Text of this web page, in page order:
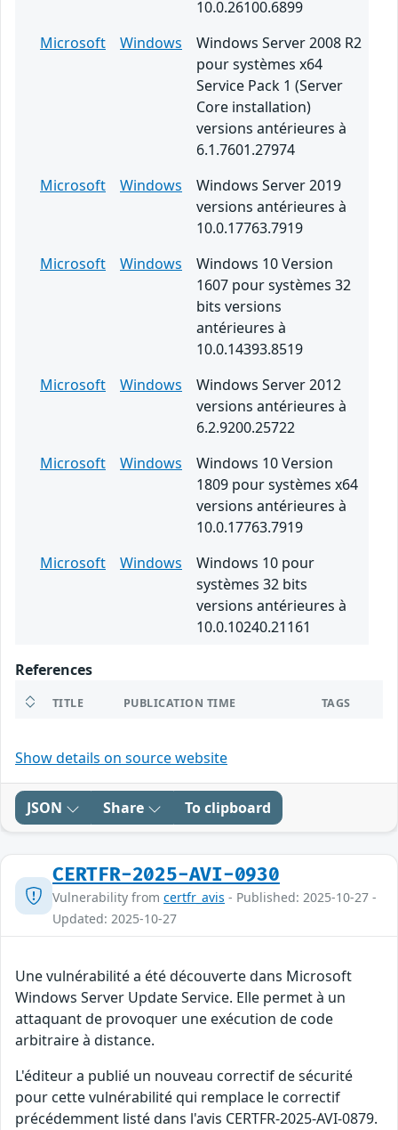
10.0.26100.6899
Microsoft
Windows
Windows Server 2008 R2
pour systèmes x64
Service Pack 1 (Server
Core installation)
versions antérieures à
6.1.7601.27974
Microsoft
Windows
Windows Server 2019
versions antérieures à
10.0.17763.7919
Microsoft
Windows
Windows 10 Version
1607 pour systèmes 32
bits versions
antérieures à
10.0.14393.8519
Microsoft
Windows
Windows Server 2012
versions antérieures à
6.2.9200.25722
Microsoft
Windows
Windows 10 Version
1809 pour systèmes x64
versions antérieures à
10.0.17763.7919
Microsoft
Windows
Windows 10 pour
systèmes 32 bits
versions antérieures à
10.0.10240.21161
References
TITLE PUBLICATION TIME TAGS
Show details on source website
JSON Share To clipboard
CERTFR-2025-AVI-0930
Vulnerability from certfr_avis - Published: 2025-10-27 -
Updated: 2025-10-27
Une vulnérabilité a été découverte dans Microsoft
Windows Server Update Service. Elle permet à un
attaquant de provoquer une exécution de code
arbitraire à distance.
L'éditeur a publié un nouveau correctif de sécurité
pour cette vulnérabilité qui remplace le correctif
précédemment listé dans l'avis CERTFR-2025-AVI-0879.